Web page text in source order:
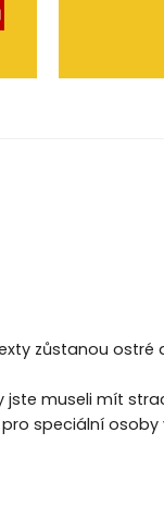
zůstanou ostré
museli mít
speciální osoby